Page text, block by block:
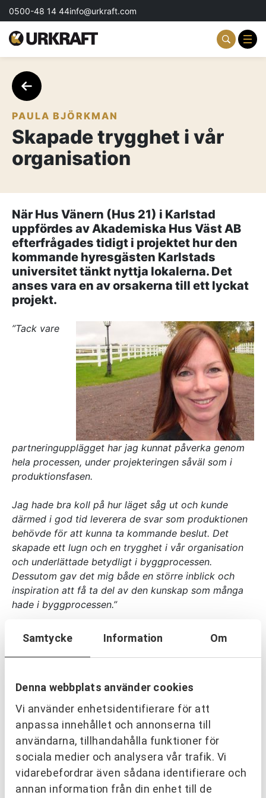
Samtycke Information Om
Denna webbplats använder cookies
Vi använder enhetsidentifierare för att
anpassa innehållet och annonserna till
användarna, tillhandahålla funktioner för
sociala medier och analysera vår trafik. Vi
vidarebefordrar även sådana identifierare och
annan information från din enhet till de
0500-48 14 44info@urkraft.com
Partnering & Samverkan
Team & Ledarskap
Event & Aktiviteter
Profil & Kommunikation
Aktuellt
Kontakta oss
Om oss
Referenser
— Inre hamnen etapp 2 – tillsammans bygger
vi framtidens Norrköping
Erfarenhetsåterföring skapar mervärde i
strategisk partnering
Vem leder processerna när projekten blir
allt mer komplexa?
Partnering i praktiken – Växjös nya simhall
går in i produktion
Drottninggatan 6
541 31 Skövde
0500-48 14 44
info@urkraft.com
PAULA BJÖRKMAN
Skapade trygghet i vår
organisation
När Hus Vänern (Hus 21) i Karlstad
uppfördes av Akademiska Hus Väst AB
efterfrågades tidigt i projektet hur den
kommande hyresgästen Karlstads
universitet tänkt nyttja lokalerna. Det
anses vara en av orsakerna till ett lyckat
projekt.
”Tack vare
partneringupplägget har jag kunnat påverka genom
hela processen, under projekteringen såväl som i
produktionsfasen.
Jag hade bra koll på hur läget såg ut och kunde
därmed i god tid leverera de svar som produktionen
behövde för att kunna ta kommande beslut. Det
skapade ett lugn och en trygghet i vår organisation
och underlättade betydligt i byggprocessen.
Dessutom gav det mig både en större inblick och
inspiration att få ta del av den kunskap som många
hade i byggprocessen.”
Paula Björkman, projektledare Karlstads Universitet
projekt Hus Vänern – Karlstads universitet.
EN TRYGG SAMARBETSPARTNER
Vi utvecklar människor och
organisationer över hela Sverige.
KONTAKTA OSS